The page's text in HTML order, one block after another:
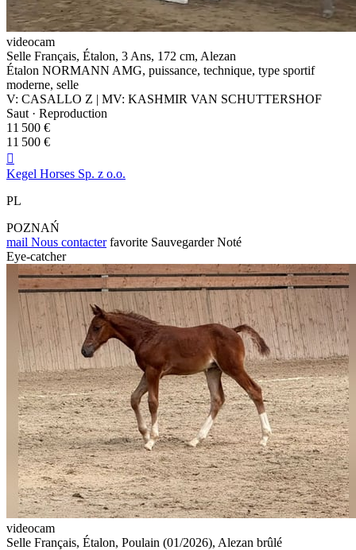
videocam
Selle Français, Étalon, 3 Ans, 172 cm, Alezan
Étalon NORMANN AMG, puissance, technique, type sportif
moderne, selle
V: CASALLO Z | MV: KASHMIR VAN SCHUTTERSHOF
Saut · Reproduction
11 500 €
11 500 €

Kegel Horses Sp. z o.o.
PL
POZNAŃ
mail Nous contacter favorite Sauvegarder Noté
Eye-catcher
videocam
Selle Français, Étalon, Poulain (01/2026), Alezan brûlé